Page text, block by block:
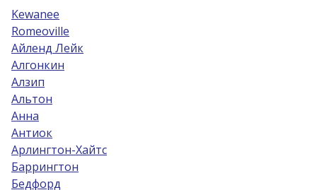
Kewanee
Romeoville
Айленд Лейк
Алгонкин
Алзип
Альтон
Анна
Антиок
Арлингтон-Хайтс
Баррингтон
Бедфорд